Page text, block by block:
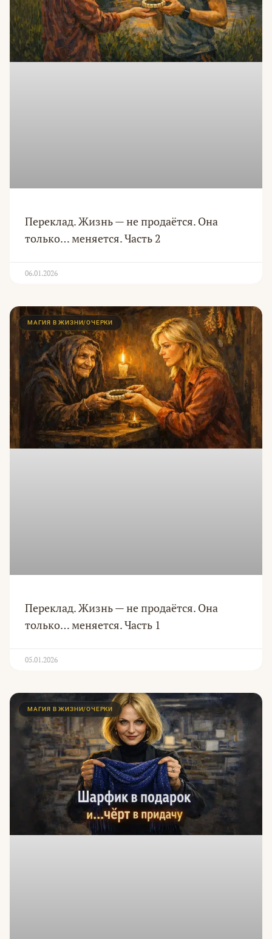
Переклад. Жизнь — не продаётся. Она
только… меняется. Часть 2
06.01.2026
МАГИЯ В ЖИЗНИ/ОЧЕРКИ
Переклад. Жизнь — не продаётся. Она
только… меняется. Часть 1
05.01.2026
МАГИЯ В ЖИЗНИ/ОЧЕРКИ